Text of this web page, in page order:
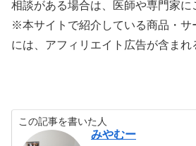
相談がある場合は、医師や専門家に
※本サイトで紹介している商品・サ
には、アフィリエイト広告が含まれ
この記事を書いた人
みやむー